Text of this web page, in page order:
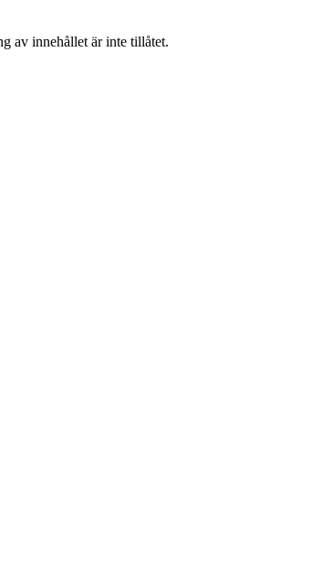
av innehållet är inte tillåtet.